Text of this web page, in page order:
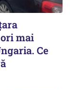
mai
Ce